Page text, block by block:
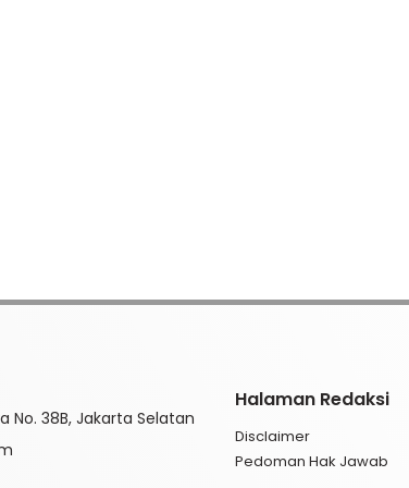
No. 38B, Jakarta Selatan
Halaman Redaksi
Disclaimer
Pedoman Hak Jawab